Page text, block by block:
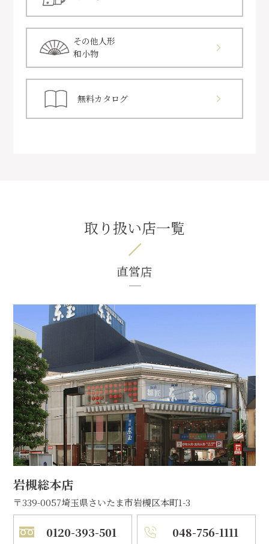
その他人形
和小物
無料カタログ
取り扱い店一覧
直営店
岩槻総本店
〒339-0057埼玉県さいたま市岩槻区本町1-3
0120-393-501 048-756-1111